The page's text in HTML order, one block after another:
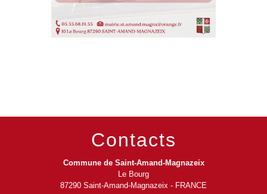
Contacts
Commune de Saint-Amand-Magnazeix
Le Bourg
87290 Saint-Amand-Magnazeix - FRANCE